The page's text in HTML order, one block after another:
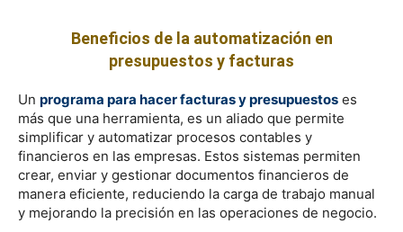
Beneficios de la automatización en
presupuestos y facturas
Un programa para hacer facturas y presupuestos es
más que una herramienta, es un aliado que permite
simplificar y automatizar procesos contables y
financieros en las empresas. Estos sistemas permiten
crear, enviar y gestionar documentos financieros de
manera eficiente, reduciendo la carga de trabajo manual
y mejorando la precisión en las operaciones de negocio.